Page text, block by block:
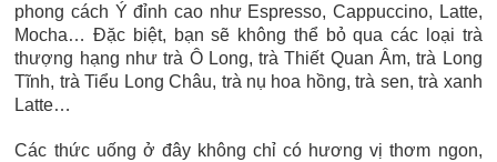
phong cách Ý đỉnh cao như Espresso, Cappuccino, Latte,
Mocha… Đặc biệt, bạn sẽ không thể bỏ qua các loại trà
thượng hạng như trà Ô Long, trà Thiết Quan Âm, trà Long
Tĩnh, trà Tiểu Long Châu, trà nụ hoa hồng, trà sen, trà xanh
Latte…
Các thức uống ở đây không chỉ có hương vị thơm ngon,